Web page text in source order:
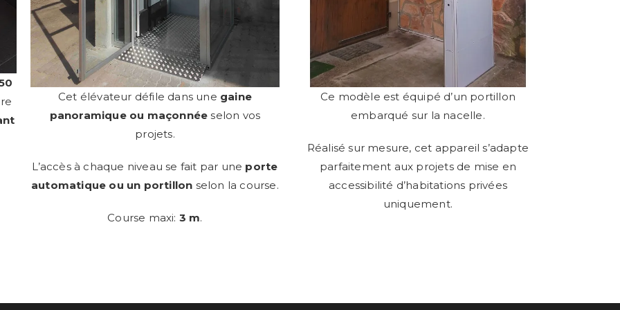
Cet élévateur défile dans une gaine
panoramique ou maçonnée selon vos
projets.
L’accès à chaque niveau se fait par une porte
automatique ou un portillon selon la course.
Course maxi: 3 m.
Ce modèle est équipé d’un portillon
embarqué sur la nacelle.
Réalisé sur mesure, cet appareil s’adapte
parfaitement aux projets de mise en
accessibilité d’habitations privées
uniquement.